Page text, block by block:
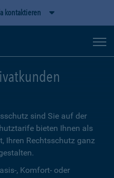
kontaktieren
sind Sie auf der
bieten Ihnen als
Ihren Rechtsschutz ganz
, Komfort- oder